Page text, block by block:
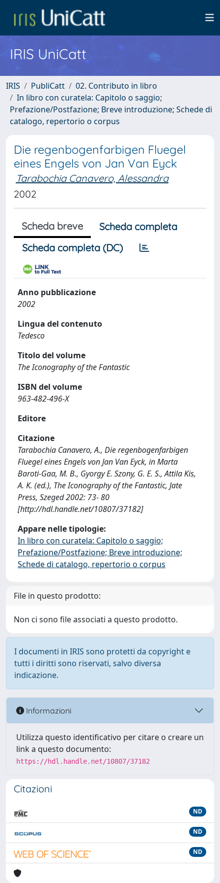
IRIS UniCatt
IRIS PubliCatt
02. Contributo in libro
In libro con curatela: Capitolo o saggio;
Prefazione/Postfazione; Breve introduzione; Schede di
catalogo, repertorio o corpus
Die regenbogenfarbigen Fluegel
eines Engels von Jan Van Eyck
Tarabochia Canavero, Alessandra
2002
Scheda breve
Scheda completa
Scheda completa (DC)
Anno pubblicazione
2002
Lingua del contenuto
Tedesco
Titolo del volume
The Iconography of the Fantastic
ISBN del volume
963-482-496-X
Editore
Citazione
Tarabochia Canavero, A., Die regenbogenfarbigen
Fluegel eines Engels von Jan Van Eyck, in Marta
Baroti-Gaa, M. B., Gyorgy E. Szony, G. E. S., Attila Kis,
A. K. (ed.), The Iconography of the Fantastic, Jate
Press, Szeged 2002: 73- 80
[http://hdl.handle.net/10807/37182]
Appare nelle tipologie:
In libro con curatela: Capitolo o saggio;
Prefazione/Postfazione; Breve introduzione;
Schede di catalogo, repertorio o corpus
File in questo prodotto:
Non ci sono file associati a questo prodotto.
I documenti in IRIS sono protetti da copyright e
tutti i diritti sono riservati, salvo diversa
indicazione.
Informazioni
Utilizza questo identificativo per citare o creare un
link a questo documento:
https://hdl.handle.net/10807/37182
Citazioni
ND
ND
ND